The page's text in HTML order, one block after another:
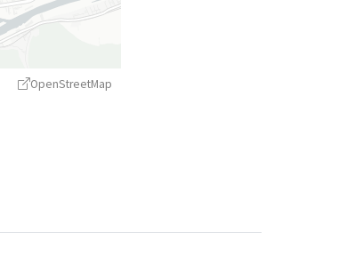
OpenStreetMap